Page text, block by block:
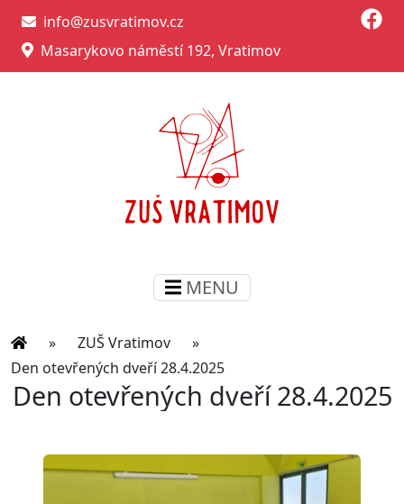
info@zusvratimov.cz
Masarykovo náměstí 192, Vratimov
MENU
» ZUŠ Vratimov
»
Den otevřených dveří 28.4.2025
Den otevřených dveří 28.4.2025